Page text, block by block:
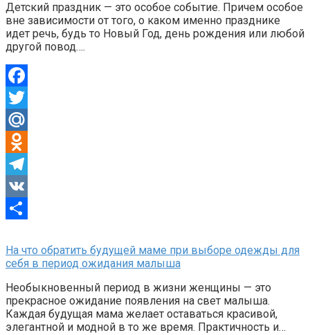
Детский праздник — это особое событие. Причем особое
вне зависимости от того, о каком именно празднике
идет речь, будь то Новый Год, день рождения или любой
другой повод….
Facebook
Twitter
Mail.Ru
Odnoklassniki
Telegram
VK
На что обратить будущей маме при выборе одежды для
себя в период ожидания малыша
Необыкновенный период в жизни женщины — это
прекрасное ожидание появления на свет малыша.
Каждая будущая мама желает оставаться красивой,
элегантной и модной в то же время. Практичность и…